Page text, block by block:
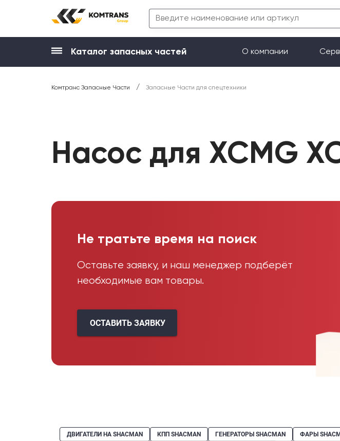
Каталог запасных частей О компании
Комтранс Запасные Части / Запасные Части для спецтехники
Насос для XCMG
Не тратьте время на поиск
Оставьте заявку, и наш менеджер подберёт
необходимые вам товары.
ОСТАВИТЬ ЗАЯВКУ
ДВИГАТЕЛИ НА SHACMAN КПП SHACMAN ГЕНЕРАТОРЫ SHACMAN ФАРЫ